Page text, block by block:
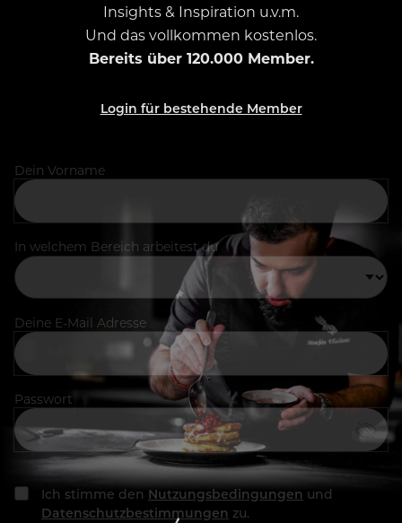
Insights & Inspiration u.v.m.
Und das vollkommen kostenlos.
Bereits über 120.000 Member.
Login für bestehende Member
Dein Vorname
In welchem Bereich arbeitest du
Deine E-Mail Adresse
Passwort
Ich stimme den Nutzungsbedingungen und
Datenschutzbestimmungen zu.